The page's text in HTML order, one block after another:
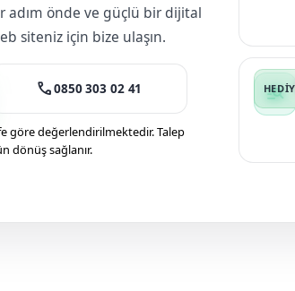
adım önde ve güçlü bir dijital
siteniz için bize ulaşın.
call0850 303 02 41
göre değerlendirilmektedir. Talep
dönüş sağlanır.
manage_search